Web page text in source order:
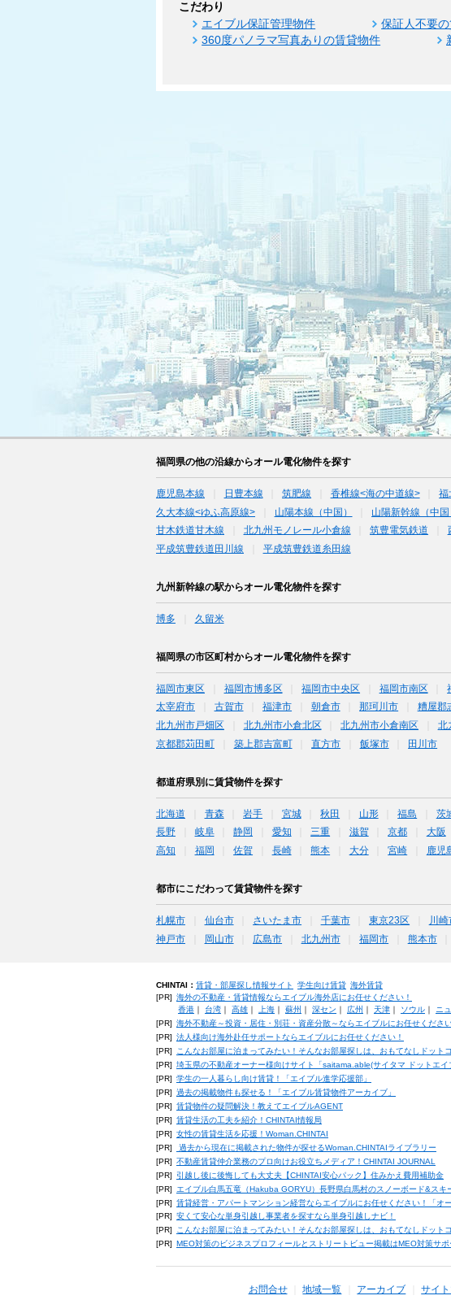
こだわり
エイブル保証管理物件 保証人不要
360度パノラマ写真ありの賃貸物件
福岡県の他の沿線からオール電化物件を探す
鹿児島本線 日豊本線 筑肥線 香椎線<海の中道線> 福
久大本線<ゆふ高原線>
山陽本線（中国） 山陽新幹線（中国
甘木鉄道甘木線
北九州モノレール小倉線 筑豊電気鉄道
平成筑豊鉄道田川線
平成筑豊鉄道糸田線
九州新幹線の駅からオール電化物件を探す
博多 久留米
福岡県の市区町村からオール電化物件を探す
福岡市東区 福岡市博多区 福岡市中央区 福岡市南区
太宰府市
古賀市 福津市 朝倉市 那珂川市 糟屋郡
北九州市戸畑区
北九州市小倉北区 北九州市小倉南区 北
京都郡苅田町
築上郡吉富町 直方市 飯塚市 田川市
都道府県別に賃貸物件を探す
北海道 青森 岩手 宮城 秋田 山形 福島 茨
長野
岐阜 静岡 愛知 三重 滋賀 京都 大阪
高知
福岡 佐賀 長崎 熊本 大分 宮崎 鹿児
都市にこだわって賃貸物件を探す
札幌市 仙台市 さいたま市 千葉市 東京23区 川崎
神戸市
岡山市 広島市 北九州市 福岡市 熊本市
CHINTAI： 賃貸・部屋探し情報サイト 学生向け賃貸 海外賃貸
[PR] 海外の不動産・賃貸情報ならエイブル海外店にお任せください！
香港｜ 台湾｜ 高雄｜ 上海｜ 蘇州 ｜ 深セン ｜ 広州 ｜ 天津｜ ソウル｜ ニ
[PR] 海外不動産～投資・居住・別荘・資産分散～ならエイブルにお任せくださ
[PR] 法人様向け海外赴任サポートならエイブルにお任せください！
[PR]
こんなお部屋に泊まってみたい！そんなお部屋探しは、おもてなしドット
[PR] 埼玉県の不動産オーナー様向けサイト「saitama.able(サイタマ ドットエイ
[PR] 学生の一人暮らし向け賃貸！「エイブル進学応援部」
[PR] 過去の掲載物件も探せる！「エイブル賃貸物件アーカイブ」
[PR] 賃貸物件の疑問解決！教えてエイブルAGENT
[PR] 賃貸生活の工夫を紹介！CHINTAI情報局
[PR] 女性の賃貸生活を応援！Woman.CHINTAI
[PR]
過去から現在に掲載された物件が探せるWoman.CHINTAIライブラリー
[PR] 不動産賃貸仲介業務のプロ向けお役立ちメディア！CHINTAI JOURNAL
[PR]
引越し後に後悔しても大丈夫【CHINTAI安心パック】住みかえ費用補助金
[PR]
エイブル白馬五竜（Hakuba GORYU）長野県白馬村のスノーボード&スキ
[PR] 賃貸経営・アパートマンション経営ならエイブルにお任せください！「オ
[PR] 安くて安心な単身引越し事業者を探すなら単身引越しナビ！
[PR]
こんなお部屋に泊まってみたい！そんなお部屋探しは、おもてなしドット
[PR]
MEO対策のビジネスプロフィールとストリートビュー掲載はMEO対策サポ
お問合せ 地域一覧 アーカイブ サイ